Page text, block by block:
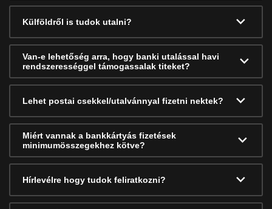
Külföldről is tudok utalni?
Van-e lehetőség arra, hogy banki utalással havi
rendszerességgel támogassalak titeket?
Lehet postai csekkel/utalvánnyal fizetni nektek?
Miért vannak a bankkártyás fizetések
minimumösszegekhez kötve?
Hírlevélre hogy tudok feliratkozni?